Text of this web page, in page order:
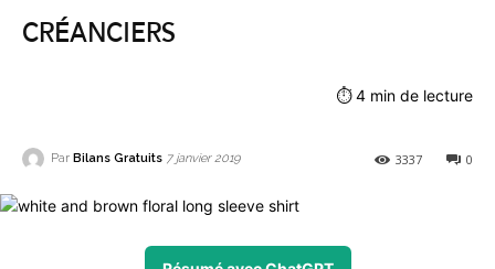
créanciers
⏱4 min de lecture
Par Bilans Gratuits 7 janvier 2019 0
3337